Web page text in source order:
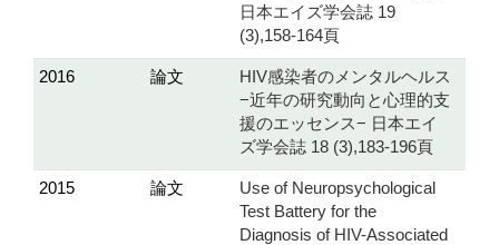
日本エイズ学会誌 19
(3),158-164頁
2016 論文
HIV感染者のメンタルヘルス
−近年の研究動向と心理的支
援のエッセンス− 日本エイ
ズ学会誌 18 (3),183-196頁
2015 論文
Use of Neuropsychological
Test Battery for the
Diagnosis of HIV-Associated